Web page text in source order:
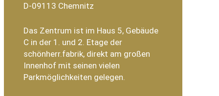
D-09113 Chemnitz
Das Zentrum ist im Haus 5, Gebäude
C in der 1. und 2. Etage der
schönherr.fabrik, direkt am großen
Innenhof mit seinen vielen
Parkmöglichkeiten gelegen.